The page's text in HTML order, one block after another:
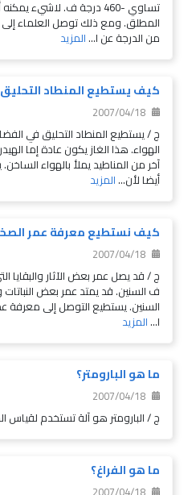
تساوي -460 درجة ف. لاشيء
المطلق. ومع ذلك توصل العلماء إلى
من الدرجة عن ا...المزيد
كيف يستطيع المنطاد
2007/04/18
ج / يستطيع المنطاد التحليق في
الهواء. هذا الغاز يكون عادة إما
آخر من المناطيد يملأ بالهواء
أيضا لأن...المزيد
كيف نستطيع معرفة عمر
2007/04/18
ج / قد يصل عمر بعض الآثار والبقايا
ف السنين. قد يمتد عمر بعض النباتات
السنين. يستطيع التوصل إلى معرفة
ا...المزيد
ما هو البارومتر؟
2007/04/18
ج / البارومتر هو آلة تستخدم
ما هو الفراغ؟